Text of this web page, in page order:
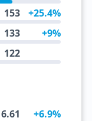
153 +25.4%
133 +9%
122
6.61 +6.9%